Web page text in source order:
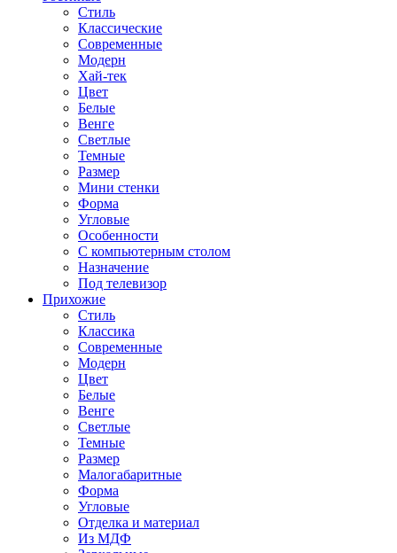
Стиль
Классические
Современные
Модерн
Хай-тек
Цвет
Белые
Венге
Светлые
Темные
Размер
Мини стенки
Форма
Угловые
Особенности
С компьютерным столом
Назначение
Под телевизор
Прихожие
Стиль
Классика
Современные
Модерн
Цвет
Белые
Венге
Светлые
Темные
Размер
Малогабаритные
Форма
Угловые
Отделка и материал
Из МДФ